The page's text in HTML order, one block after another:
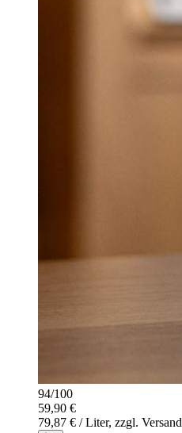
94/100
59,90 €
79,87 € / Liter, zzgl. Versand